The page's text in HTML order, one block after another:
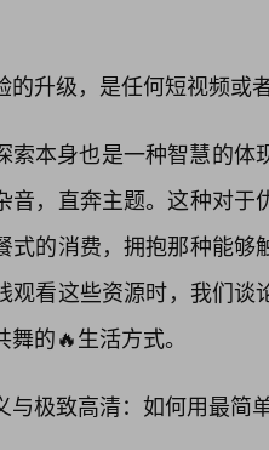
的升级，是任何短视频或
索本身也是一种智慧的
音，直奔主题。这种对
式的消费，拥抱那种能
观看这些资源时，我们
的🔥生活方式。
与极致高清：如何用最简